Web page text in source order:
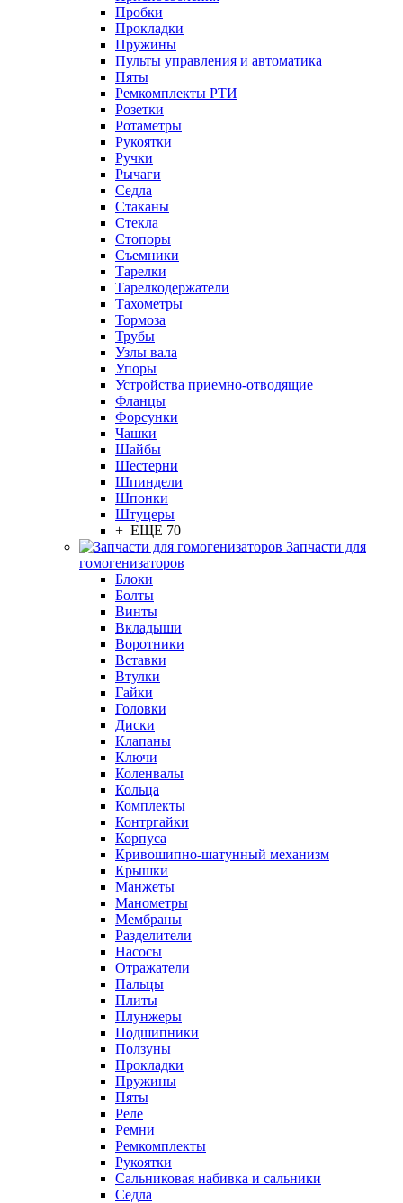
Пробки
Прокладки
Пружины
Пульты управления и автоматика
Пяты
Ремкомплекты РТИ
Розетки
Ротаметры
Рукоятки
Ручки
Рычаги
Седла
Стаканы
Стекла
Стопоры
Съемники
Тарелки
Тарелкодержатели
Тахометры
Тормоза
Трубы
Узлы вала
Упоры
Устройства приемно-отводящие
Фланцы
Форсунки
Чашки
Шайбы
Шестерни
Шпиндели
Шпонки
Штуцеры
+ ЕЩЕ 70
Запчасти для
гомогенизаторов
Блоки
Болты
Винты
Вкладыши
Воротники
Вставки
Втулки
Гайки
Головки
Диски
Клапаны
Ключи
Коленвалы
Кольца
Комплекты
Контргайки
Корпуса
Кривошипно-шатунный механизм
Крышки
Манжеты
Манометры
Мембраны
Разделители
Насосы
Отражатели
Пальцы
Плиты
Плунжеры
Подшипники
Ползуны
Прокладки
Пружины
Пяты
Реле
Ремни
Ремкомплекты
Рукоятки
Сальниковая набивка и сальники
Седла